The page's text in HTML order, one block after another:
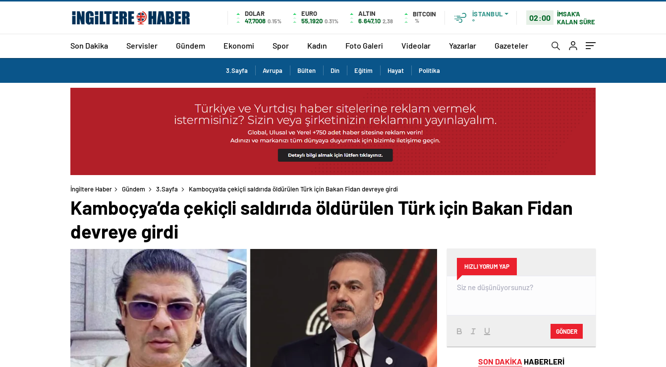
DOLAR
47,7008 0.15%
EURO
55,1920 0.31%
ALTIN
6.647,10 2,38
BITCOIN
%
İSTANBUL
°
02:00
İMSAK'A
KALAN SÜRE
Son Dakika Servisler Gündem Ekonomi Spor Kadın Foto Galeri Videolar Yazarlar Gazeteler
3.Sayfa Avrupa Bülten Din Eğitim Hayat Politika
İngiltere Haber Gündem 3.Sayfa Kamboçya’da çekiçli saldırıda öldürülen Türk için Bakan Fidan devreye girdi
Kamboçya’da çekiçli saldırıda öldürülen Türk için Bakan Fidan
devreye girdi
HIZLI YORUM YAP
GÖNDER
SON DAKİKA HABERLERİ